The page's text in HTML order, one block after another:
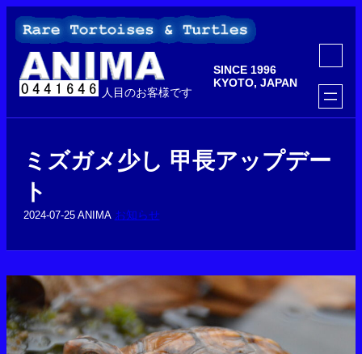
を
人目のお客様です
SINCE 1996
KYOTO, JAPAN
ア
コ
ン
リ
ン
ク
ミズガメ少し 甲長アップデー
ト
2024-07-25 ANIMA お知らせ